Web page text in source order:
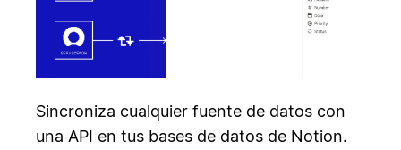
Sincroniza cualquier fuente de datos con
una API en tus bases de datos de Notion.